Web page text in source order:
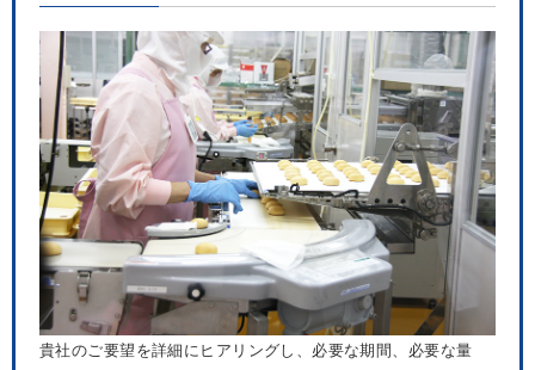
貴社のご要望を詳細にヒアリングし、必要な期間、必要な量